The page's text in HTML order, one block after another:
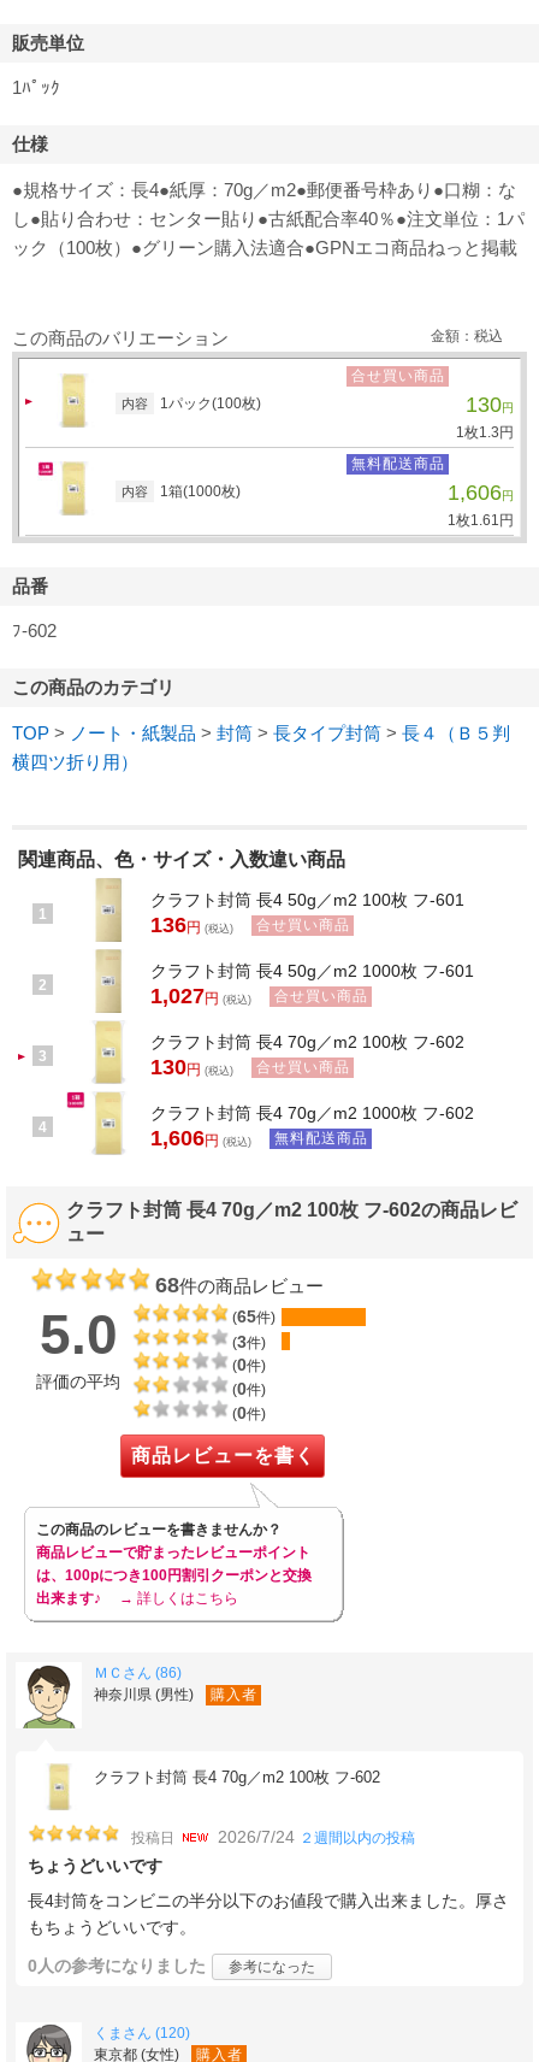
販売単位
1ﾊﾟｯｸ
仕様
●規格サイズ：長4●紙厚：70g／m2●郵便番号枠あり●口糊：な
し●貼り合わせ：センター貼り●古紙配合率40％●注文単位：1パ
ック（100枚）●グリーン購入法適合●GPNエコ商品ねっと掲載
この商品のバリエーション 金額：税込
内容 1パック(100枚)
合せ買い商品
130円
1枚1.3 円
内容 1箱(1000枚)
無料配送商品
1,606円
1枚1.61 円
品番
ﾌ-602
この商品のカテゴリ
TOP > ノート・紙製品 > 封筒 > 長タイプ封筒 > 長４（Ｂ５判
横四ツ折り用）
関連商品、色・サイズ・入数違い商品
1
クラフト封筒 長4 50g／m2 100枚 フ-601
136円 (税込) 合せ買い商品
2
クラフト封筒 長4 50g／m2 1000枚 フ-601
1,027円 (税込) 合せ買い商品
3
クラフト封筒 長4 70g／m2 100枚 フ-602
130円 (税込) 合せ買い商品
4
クラフト封筒 長4 70g／m2 1000枚 フ-602
1,606円 (税込) 無料配送商品
クラフト封筒 長4 70g／m2 100枚 フ-602の商品レビ
ュー
68件の商品レビュー
5.0
評価の平均
(65件)
(3件)
(0件)
(0件)
(0件)
商品レビューを書く
この商品のレビューを書きませんか？
商品レビューで貯まったレビューポイント
は、100pにつき100円割引クーポンと交換
出来ます♪
→ 詳しくはこちら
ＭＣさん (86)
神奈川県 (男性)
購入者
クラフト封筒 長4 70g／m2 100枚 フ-602
投稿日 2026/7/24 ２週間以内の投稿
ちょうどいいです
長4封筒をコンビニの半分以下のお値段で購入出来ました。厚さ
もちょうどいいです。
0人の参考になりました 参考になった
くまさん (120)
東京都 (女性)
購入者